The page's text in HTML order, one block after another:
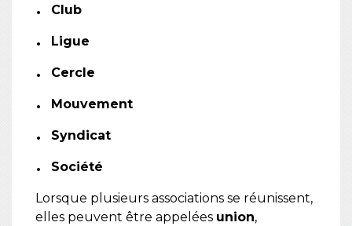
Club
Ligue
Cercle
Mouvement
Syndicat
Société
Lorsque plusieurs associations se réunissent,
elles peuvent être appelées union,